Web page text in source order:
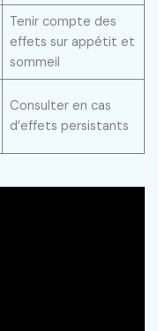
Tenir compte des
effets sur appétit et
sommeil
Consulter en cas
d’effets persistants